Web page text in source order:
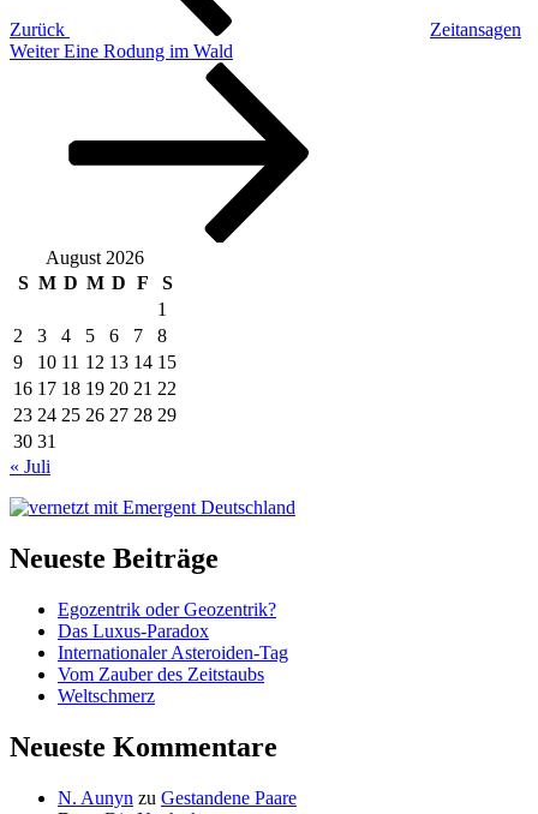
Zurück
Zeitansagen
Nächster
Weiter Eine Rodung im Wald
August 2026
S M D M D F
S
1
2
3 4 5 6 7
8
9
10 11 12 13 14 15
16 17 18 19 20 21 22
23 24 25 26 27 28 29
30 31
« Juli
Neueste Beiträge
Egozentrik oder Geozentrik?
Das Luxus-Paradox
Internationaler Asteroiden-Tag
Vom Zauber des Zeitstaubs
Weltschmerz
Neueste Kommentare
N. Aunyn zu Gestandene Paare